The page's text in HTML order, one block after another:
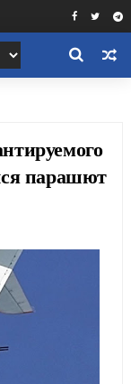
парашют